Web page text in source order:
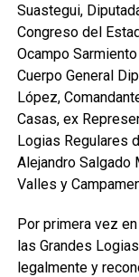
Suastegui,
Congreso del
Ocampo
Cuerpo General
López,
Casas, ex
Logias Regulares
Alejandro Salgado
Valles y
Por primera vez
las Grandes
legalmente y